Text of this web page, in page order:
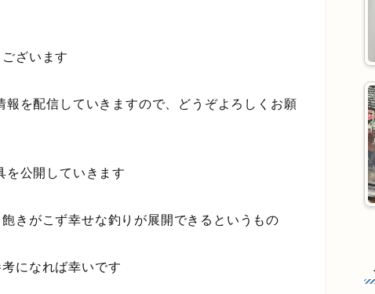
ざいます
を配信していきますので、どうぞよろしくお願
を公開していきます
きがこず幸せな釣りが展開できるというもの
になれば幸いです